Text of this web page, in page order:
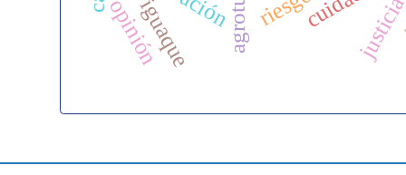
iguaque
opinión